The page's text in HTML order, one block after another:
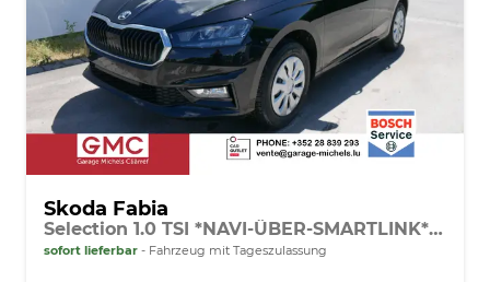
Skoda Fabia
Selection 1.0 TSI *NAVI-ÜBER-SMARTLINK*PDC-HI*LED*SHZ*KLIMA*RADIO
sofort lieferbar Fahrzeug mit Tageszulassung